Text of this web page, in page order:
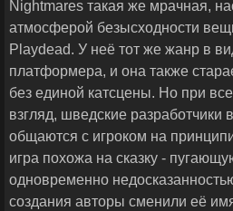
Nightmares такая же мрачная,
атмосферой безысходности
Playdead. У неё тот же жанр в
платформера, и она также
без единой катсцены. Но при
взгляд, шведские разработчики
общаются с игроком на
игра похожа на сказку -
одновременно
создания авторы сменили её